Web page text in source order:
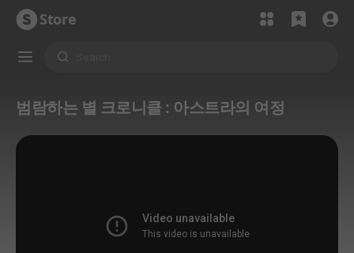
Store
범람하는 별 크로니클 : 아스트라의 여정